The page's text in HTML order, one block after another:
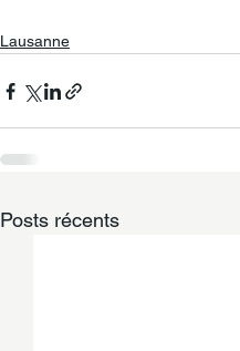
Lausanne
Posts récents